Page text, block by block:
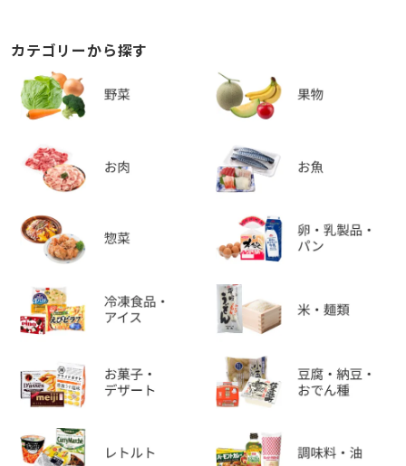
カテゴリーから探す